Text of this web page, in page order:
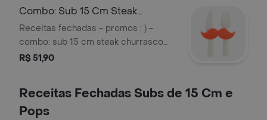
cream cheese.
Combo: Sub 15 Cm Steak
Churrasco Cookie Refri
Receitas fechadas - promos : ) -
combo: sub 15 cm steak churrasco
com cookie e refri.
R$ 51,90
Receitas Fechadas Subs de 15 Cm e
Pops